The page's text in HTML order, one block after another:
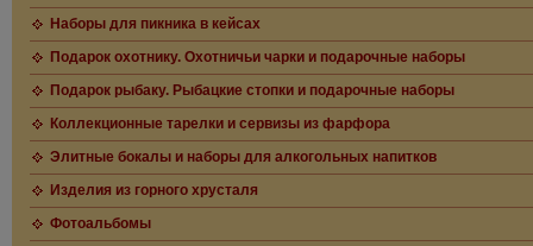
Наборы для пикника в кейсах
Подарок охотнику. Охотничьи чарки и подарочные наборы
Подарок рыбаку. Рыбацкие стопки и подарочные наборы
Коллекционные тарелки и сервизы из фарфора
Элитные бокалы и наборы для алкогольных напитков
Изделия из горного хрусталя
Фотоальбомы